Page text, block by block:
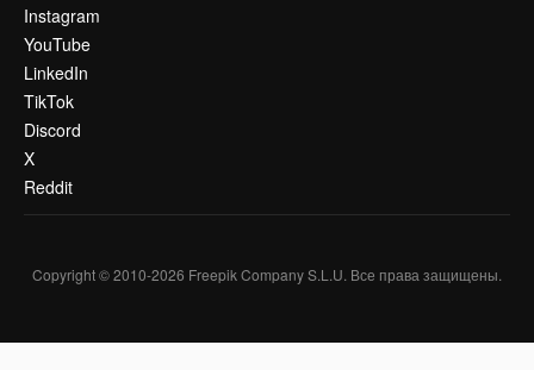
Instagram
YouTube
LinkedIn
TikTok
Discord
X
Reddit
Copyright © 2010-2026 Freepik Company S.L.U. Все права защищены.